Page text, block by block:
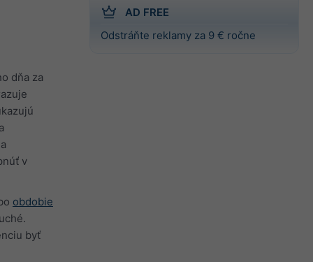
AD FREE
Odstráňte reklamy za 9 € ročne
dňa za
v
obdobie
byť